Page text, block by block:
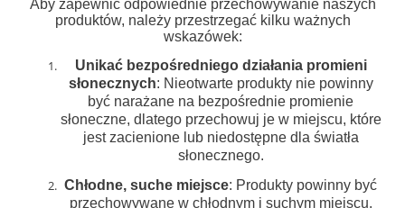
Aby zapewnić odpowiednie przechowywanie naszych
produktów, należy przestrzegać kilku ważnych
wskazówek:
Unikać bezpośredniego działania promieni
słonecznych: Nieotwarte produkty nie powinny
być narażane na bezpośrednie promienie
słoneczne, dlatego przechowuj je w miejscu, które
jest zacienione lub niedostępne dla światła
słonecznego.
Chłodne, suche miejsce: Produkty powinny być
przechowywane w chłodnym i suchym miejscu.